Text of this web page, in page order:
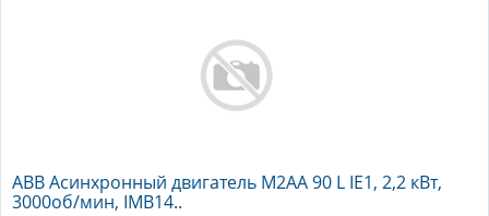
ABB Асинхронный двигатель M2AA 90 L IE1, 2,2 кВт,
3000об/мин, IMB14..